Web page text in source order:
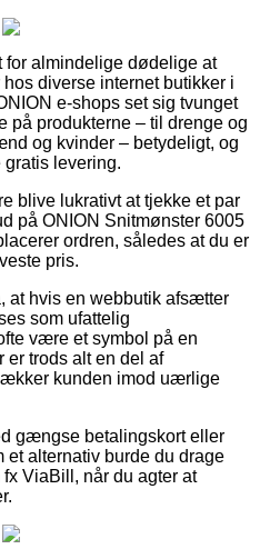
for almindelige dødelige at
diverse internet butikker i
e-shops set sig tvunget
på produkterne – til drenge og
og kvinder – betydeligt, og
levering.
blive lukrativt at tjekke et par
på ONION Snitmønster 6005
ordren, således at du er
pris.
at hvis en webbutik afsætter
som ufattelig
være et symbol på en
er trods alt en del af
kunden imod uærlige
gængse betalingskort eller
et alternativ burde du drage
ViaBill, når du agter at